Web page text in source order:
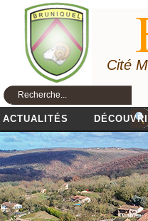
Cité
ACTUALITÉS